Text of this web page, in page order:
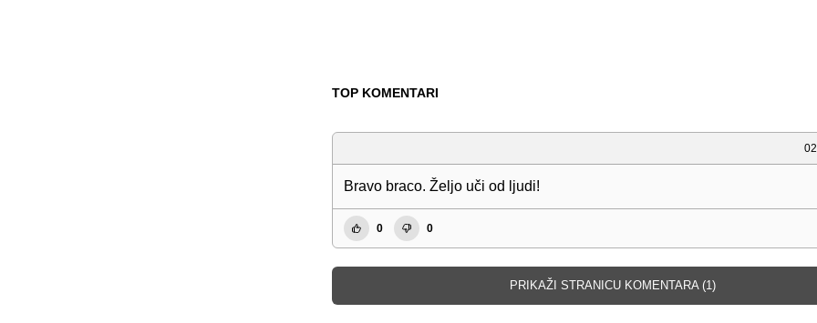
TOP KOMENTARI
Bravo braco. Željo uči od ljudi!
0 0
PRIKAŽI STRANICU KOMENTARA (1)